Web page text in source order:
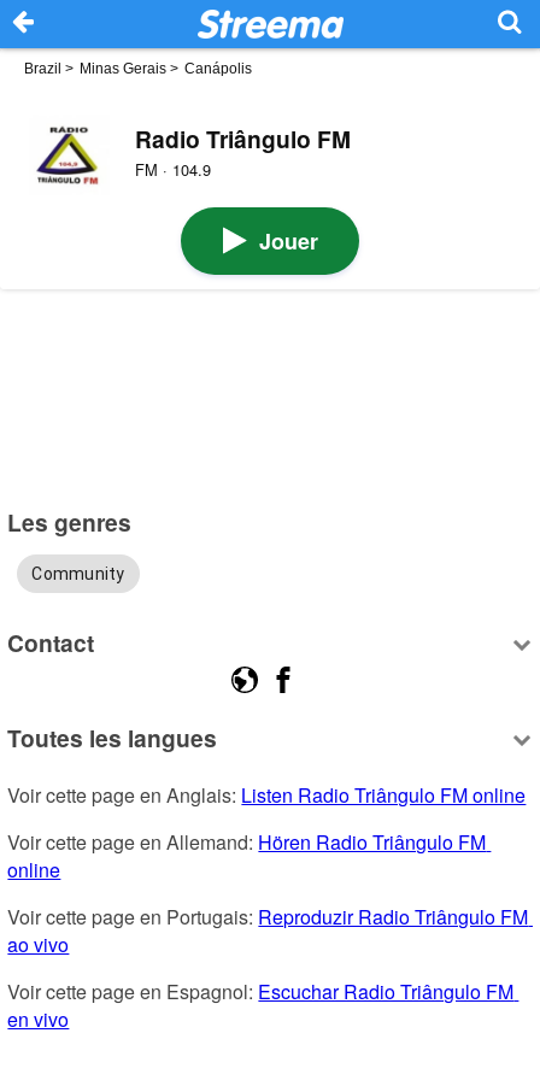
Brazil > Minas Gerais > Canápolis
Radio Triângulo FM
FM · 104.9
Jouer
Les genres
Community
Contact
Toutes les langues
Voir cette page en Anglais: Listen Radio Triângulo FM online
Voir cette page en Allemand: Hören Radio Triângulo FM
online
Voir cette page en Portugais: Reproduzir Radio Triângulo FM
ao vivo
Voir cette page en Espagnol: Escuchar Radio Triângulo FM
en vivo